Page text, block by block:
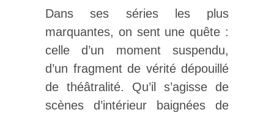
Dans ses séries les plus
marquantes, on sent une quête :
celle d’un moment suspendu,
d’un fragment de vérité dépouillé
de théâtralité. Qu’il s’agisse de
scènes d’intérieur baignées de